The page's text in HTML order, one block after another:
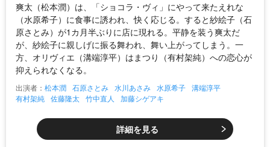
爽太（松本潤）は、「ショコラ・ヴィ」にやって来たえれな
（水原希子）に食事に誘われ、快く応じる。すると紗絵子（石
原さとみ）が1カ月半ぶりに店に現れる。平静を装う爽太だ
が、紗絵子に親しげに振る舞われ、舞い上がってしまう。一
方、オリヴィエ（溝端淳平）はまつり（有村架純）への恋心が
抑えられなくなる。
出演者： 松本潤 石原さとみ 水川あさみ 水原希子 溝端淳平
有村架純 佐藤隆太 竹中直人 加藤シゲアキ
詳細を見る